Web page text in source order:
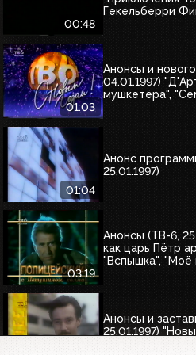
00:48
Гекельберри
01:03
Анонсы и
04.01.1997)
мушкетёра",
01:04
Анонс
25.01.1997)
03:19
Анонсы (ТВ-6,
как царь Пётр
"Вспышка", "Моё
Анонсы и
25.01.1997)